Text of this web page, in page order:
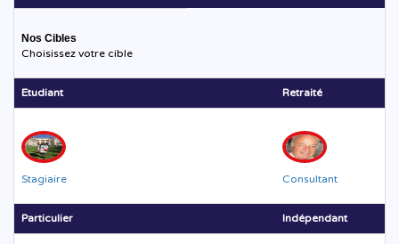
Nos Cibles
Choisissez votre cible
Etudiant Retraité
Stagiaire Consultant
Particulier Indépendant